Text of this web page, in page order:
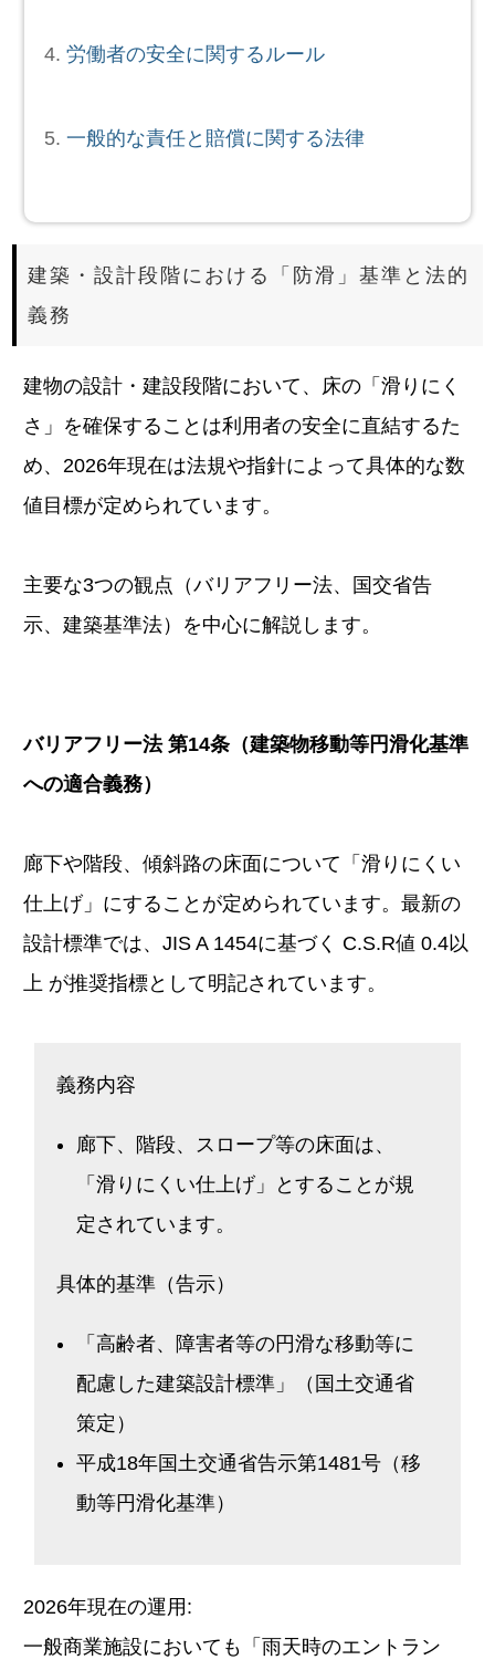
労働者の安全に関するルール
一般的な責任と賠償に関する法律
建築・設計段階における「防滑」基準と法的
義務
建物の設計・建設段階において、床の「滑りにく
さ」を確保することは利用者の安全に直結するた
め、2026年現在は法規や指針によって具体的な数
値目標が定められています。
主要な3つの観点（バリアフリー法、国交省告
示、建築基準法）を中心に解説します。
バリアフリー法 第14条（建築物移動等円滑化基準
への適合義務）
廊下や階段、傾斜路の床面について「滑りにくい
仕上げ」にすることが定められています。最新の
設計標準では、JIS A 1454に基づく C.S.R値 0.4以
上 が推奨指標として明記されています。
義務内容
廊下、階段、スロープ等の床面は、
「滑りにくい仕上げ」とすることが規
定されています。
具体的基準（告示）
「高齢者、障害者等の円滑な移動等に
配慮した建築設計標準」（国土交通省
策定）
平成18年国土交通省告示第1481号（移
動等円滑化基準）
2026年現在の運用:
一般商業施設においても「雨天時のエントラン